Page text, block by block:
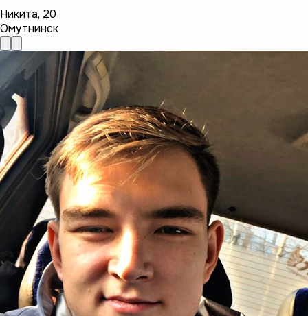
Никита, 20
Омутнинск